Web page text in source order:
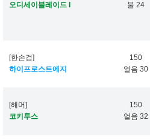
오디세이블레이드 I
물 24
[한손검]
하이프로스트에지
150
얼음 30
[해머]
코키투스
150
얼음 32